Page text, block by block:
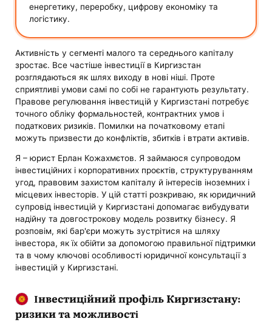
енергетику, переробку, цифрову економіку та
логістику.
Активність у сегменті малого та середнього капіталу
зростає. Все частіше інвестиції в Киргизстан
розглядаються як шлях виходу в нові ніші. Проте
сприятливі умови самі по собі не гарантують результату.
Правове регулювання інвестицій у Киргизстані потребує
точного обліку формальностей, контрактних умов і
податкових ризиків. Помилки на початковому етапі
можуть призвести до конфліктів, збитків і втрати активів.
Я – юрист Ерлан Кожахмєтов. Я займаюся супроводом
інвестиційних і корпоративних проєктів, структуруванням
угод, правовим захистом капіталу й інтересів іноземних і
місцевих інвесторів. У цій статті розкриваю, як юридичний
супровід інвестицій у Киргизстані допомагає вибудувати
надійну та довгострокову модель розвитку бізнесу. Я
розповім, які бар'єри можуть зустрітися на шляху
інвестора, як їх обійти за допомогою правильної підтримки
та в чому ключові особливості юридичної консультації з
інвестицій у Киргизстані.
Інвестиційний профіль Киргизстану:
ризики та можливості